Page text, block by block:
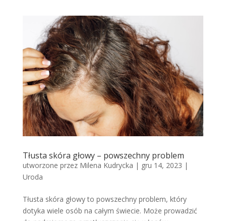
Tłusta skóra głowy – powszechny problem
utworzone przez Milena Kudrycka | gru 14, 2023 |
Uroda
Tłusta skóra głowy to powszechny problem, który
dotyka wiele osób na całym świecie. Może prowadzić